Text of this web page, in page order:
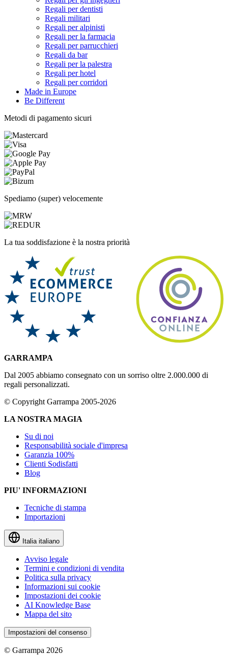
Regali per dentisti
Regali militari
Regali per alpinisti
Regali per la farmacia
Regali per parrucchieri
Regali da bar
Regali per la palestra
Regali per hotel
Regali per corridori
Made in Europe
Be Different
Metodi di pagamento sicuri
Spediamo (super) velocemente
La tua soddisfazione è la nostra priorità
GARRAMPA
Dal 2005 abbiamo consegnato con un sorriso oltre 2.000.000 di
regali personalizzati.
© Copyright Garrampa 2005-2026
LA NOSTRA MAGIA
Su di noi
Responsabilità sociale d'impresa
Garanzia 100%
Clienti Sodisfatti
Blog
PIU' INFORMAZIONI
Tecniche di stampa
Importazioni
Italia italiano
Avviso legale
Termini e condizioni di vendita
Politica sulla privacy
Informazioni sui cookie
Impostazioni dei cookie
AI Knowledge Base
Mappa del sito
Impostazioni del consenso
© Garrampa 2026